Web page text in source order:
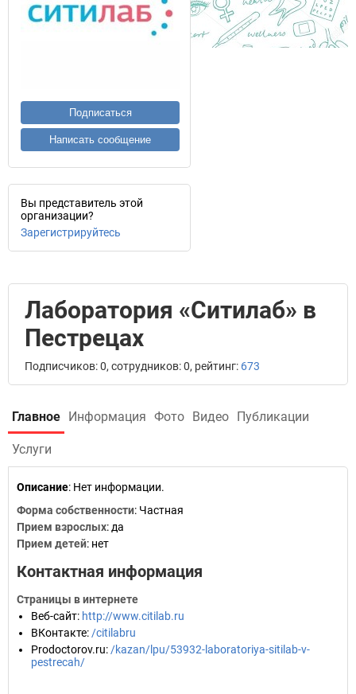
Подписаться
Написать сообщение
Вы представитель этой
организации?
Зарегистрируйтесь
Лаборатория «Ситилаб» в
Пестрецах
Подписчиков: 0, сотрудников: 0, рейтинг: 673
Главное Информация Фото Видео Публикации
Услуги
Описание: Нет информации.
Форма собственности: Частная
Прием взрослых: да
Прием детей: нет
Контактная информация
Страницы в интернете
Веб-сайт: http://www.citilab.ru
ВКонтакте: /citilabru
Prodoctorov.ru: /kazan/lpu/53932-laboratoriya-sitilab-v-
pestrecah/